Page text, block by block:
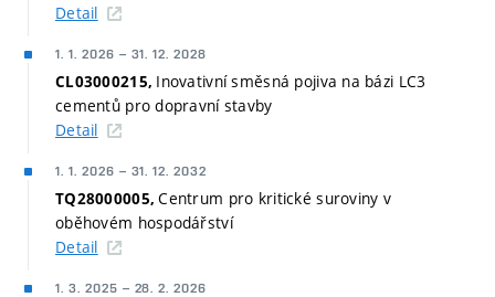
Detail
1. 1. 2026 – 31. 12. 2028
CL03000215, Inovativní směsná pojiva na bázi LC3
cementů pro dopravní stavby
Detail
1. 1. 2026 – 31. 12. 2032
TQ28000005,Centrum pro kritické suroviny v
oběhovém hospodářství
Detail
1. 3. 2025 – 28. 2. 2026